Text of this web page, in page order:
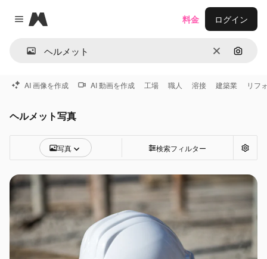
Close menu
Magnific
消去 画像で
料金 ログイン
AI 画像を作成 AI 動画を作成 工場 職人 溶接 建築業 リフ
ヘルメット写真
写真 検索フィルター